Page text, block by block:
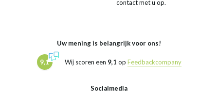
contact met u op.
Uw mening is belangrijk voor ons!
9,1 Wij scoren een 9,1 op Feedbackcompany
Socialmedia